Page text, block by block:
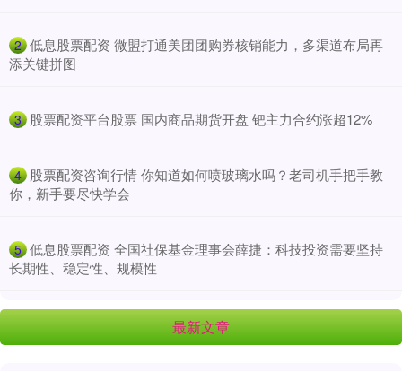
2 ​低息股票配资 微盟打通美团团购券核销能力，多渠道布局再
添关键拼图
3 ​股票配资平台股票 国内商品期货开盘 钯主力合约涨超12%
4 ​股票配资咨询行情 你知道如何喷玻璃水吗？老司机手把手教
你，新手要尽快学会
5 ​低息股票配资 全国社保基金理事会薛捷：科技投资需要坚持
长期性、稳定性、规模性
最新文章